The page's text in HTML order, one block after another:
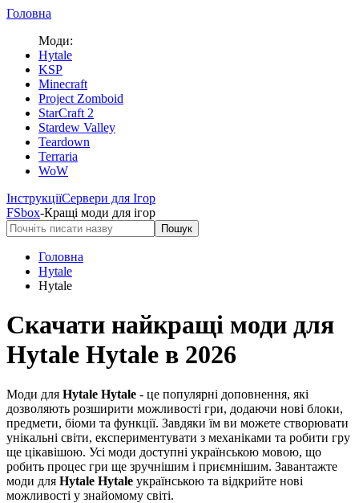
Головна
Моди:
Hytale
KSP
Minecraft
Project Zomboid
StarCraft 2
Stardew Valley
Teardown
Terraria
WoW
ІнструкціїСервери для Ігор
FSbox-Кращі моди для ігор
Пошук
Головна
Hytale
Hytale
Скачати найкращі моди для
Hytale Hytale в 2026
Моди для Hytale Hytale - це популярні доповнення, які
дозволяють розширити можливості гри, додаючи нові блоки,
предмети, біоми та функції. Завдяки їм ви можете створювати
унікальні світи, експериментувати з механіками та робити гру
ще цікавішою. Усі моди доступні українською мовою, що
робить процес гри ще зручнішим і приємнішим. Завантажте
моди для Hytale Hytale українською та відкрийте нові
можливості у знайомому світі.